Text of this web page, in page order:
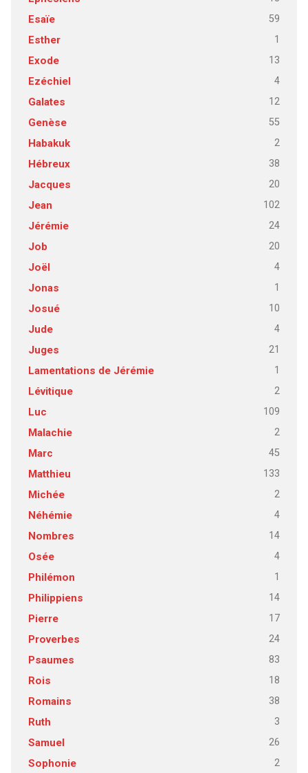
Esaïe 59
Esther 1
Exode 13
Ezéchiel 4
Galates 12
Genèse 55
Habakuk 2
Hébreux 38
Jacques 20
Jean 102
Jérémie 24
Job 20
Joël 4
Jonas 1
Josué 10
Jude 4
Juges 21
Lamentations de Jérémie 1
Lévitique 2
Luc 109
Malachie 2
Marc 45
Matthieu 133
Michée 2
Néhémie 4
Nombres 14
Osée 4
Philémon 1
Philippiens 14
Pierre 17
Proverbes 24
Psaumes 83
Rois 18
Romains 38
Ruth 3
Samuel 26
Sophonie 2